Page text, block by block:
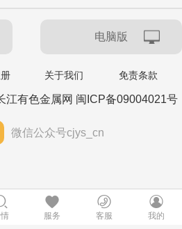
电脑版
关于我们 免责条款
江有色金属网 闽ICP备09004021号
微信公众号cjys_cn
服务 客服 我的